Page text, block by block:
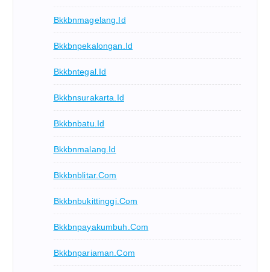
Bkkbnmagelang.id
Bkkbnpekalongan.id
Bkkbntegal.id
Bkkbnsurakarta.id
Bkkbnbatu.id
Bkkbnmalang.id
Bkkbnblitar.com
Bkkbnbukittinggi.com
Bkkbnpayakumbuh.com
Bkkbnpariaman.com